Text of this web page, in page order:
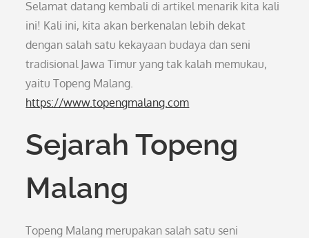
Selamat datang kembali di artikel menarik kita kali
ini! Kali ini, kita akan berkenalan lebih dekat
dengan salah satu kekayaan budaya dan seni
tradisional Jawa Timur yang tak kalah memukau,
yaitu Topeng Malang.
https://www.topengmalang.com
Sejarah Topeng
Malang
Topeng Malang merupakan salah satu seni